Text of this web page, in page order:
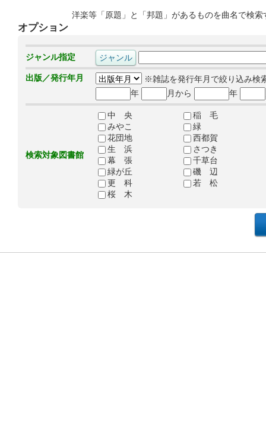
洋楽等「原題」と「邦題」があるものを曲名で検
オプション
ジャンル指定
出版／発行年月
※雑誌を発行年月で絞り込み検
年
月から 年
検索対象図書館
中 央
稲 毛
みやこ
緑
花団地
西都賀
生 浜
さつき
幕 張
千草台
緑が丘
磯 辺
更 科
若 松
桜 木